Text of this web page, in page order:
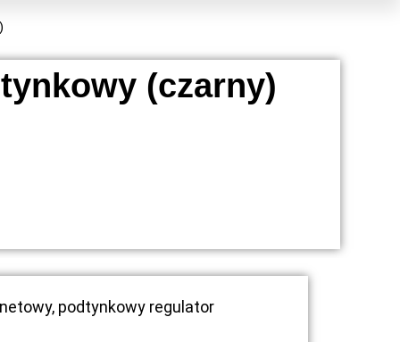
(czarny)
podtynkowy regulator